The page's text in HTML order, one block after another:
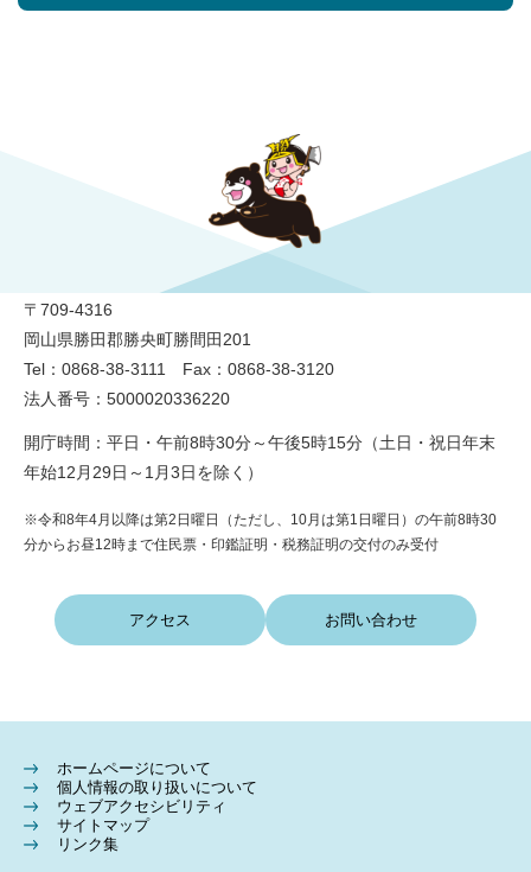
〒709-4316
岡山県勝田郡勝央町勝間田201
Tel：0868-38-3111 Fax：0868-38-3120
法人番号：5000020336220
開庁時間：平日・午前8時30分～午後5時15分（土日・祝日年末
年始12月29日～1月3日を除く）
※令和8年4月以降は第2日曜日（ただし、10月は第1日曜日）の午前8時30
分からお昼12時まで住民票・印鑑証明・税務証明の交付のみ受付
アクセス お問い合わせ
ホームページについて
個人情報の取り扱いについて
ウェブアクセシビリティ
サイトマップ
リンク集